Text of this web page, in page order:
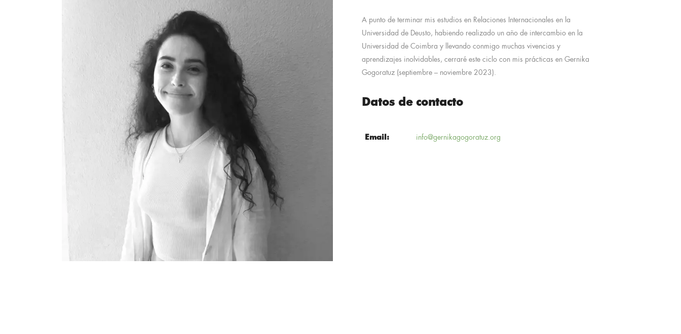
A punto de terminar mis estudios en Relaciones Internacionales en la
Universidad de Deusto, habiendo realizado un año de intercambio en la
Universidad de Coimbra y llevando conmigo muchas vivencias y
aprendizajes inolvidables, cerraré este ciclo con mis prácticas en Gernika
Gogoratuz (septiembre – noviembre 2023).
Datos de contacto
Email: info@gernikagogoratuz.org